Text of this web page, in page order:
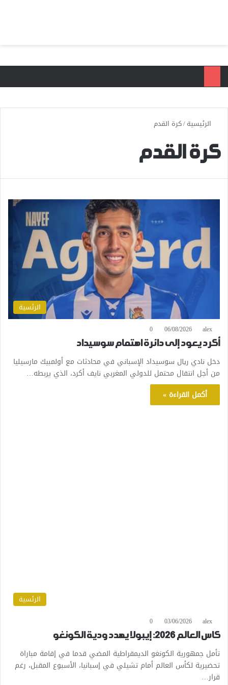
الرئيسية/كرة القدم
كرة القدم
الرئسية
alex
06/08/2026
0
أكرد يعود إلى دائرة اهتمام سوسيداد
دخل نادي ريال سوسيداد الإسباني في محادثات مع أولمبيك مارسيليا
من أجل انتقال محتمل للدولي المغربي نايف أكرد، الذي يربطه…
أكمل القراءة »
الرئسية
alex
03/06/2026
0
كاس العالم 2026: إيبولا يهدد ودية الكونغو
تأمل جمهورية الكونغو الديمقراطية المضي قدما في إقامة مباراة
تحضيرية لكأس العالم أمام تشيلي في إسبانيا، الأسبوع المقبل، رغم
قرار…